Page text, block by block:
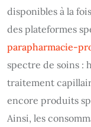
disponibles à la
des plateformes
parapharmacie-
spectre de soins :
traitement
encore produits
Ainsi, les